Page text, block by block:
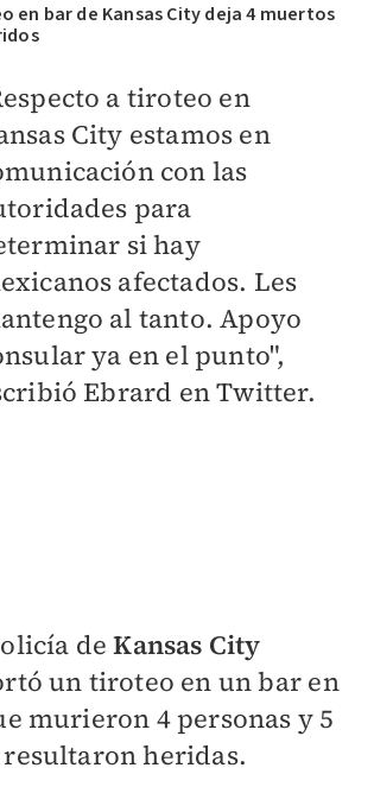
en bar de Kansas City deja 4 muertos
a tiroteo en
City estamos en
con las
para
si hay
afectados. Les
al tanto. Apoyo
ya en el punto",
Ebrard en Twitter.
deKansas City
un tiroteo en un bar en
murieron 4 personas y 5
resultaron heridas.